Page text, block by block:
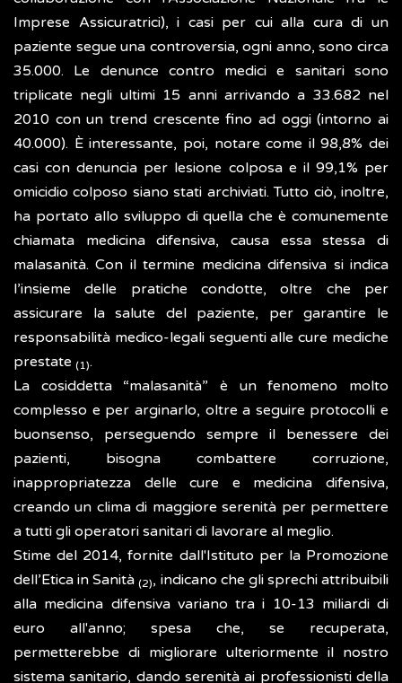
Imprese Assicuratrici), i casi per cui alla cura di un
paziente segue una controversia, ogni anno, sono circa
35.000. Le denunce contro medici e sanitari sono
triplicate negli ultimi 15 anni arrivando a 33.682 nel
2010 con un trend crescente fino ad oggi (intorno ai
40.000). È interessante, poi, notare come il 98,8% dei
casi con denuncia per lesione colposa e il 99,1% per
omicidio colposo siano stati archiviati. Tutto ciò, inoltre,
ha portato allo sviluppo di quella che è comunemente
chiamata medicina difensiva, causa essa stessa di
malasanità. Con il termine medicina difensiva si indica
l’insieme delle pratiche condotte, oltre che per
assicurare la salute del paziente, per garantire le
responsabilità medico-legali seguenti alle cure mediche
prestate (1).
La cosiddetta “malasanità” è un fenomeno molto
complesso e per arginarlo, oltre a seguire protocolli e
buonsenso, perseguendo sempre il benessere dei
pazienti, bisogna combattere corruzione,
inappropriatezza delle cure e medicina difensiva,
creando un clima di maggiore serenità per permettere
a tutti gli operatori sanitari di lavorare al meglio.
Stime del 2014, fornite dall'Istituto per la Promozione
dell’Etica in Sanità(2), indicano che gli sprechi attribuibili
alla medicina difensiva variano tra i 10-13 miliardi di
euro all'anno; spesa che, se recuperata,
permetterebbe di migliorare ulteriormente il nostro
sistema sanitario, dando serenità ai professionisti della